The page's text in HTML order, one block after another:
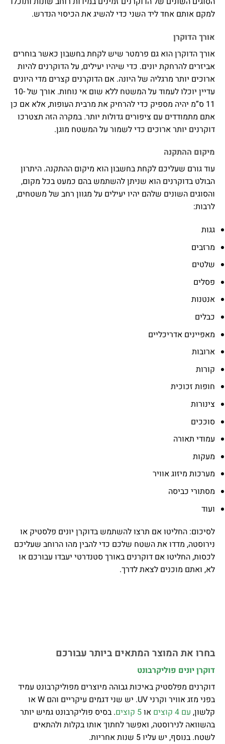
למקם אותם אחד ליד השני כדי להשיג את הכיסוי הנדרש.
אורך הדוקרן
אורך הדוקרן הוא גם פרמטר שיש לקחת בחשבון כאשר בוחרים
אביזרים להרחקת יונים. כדי שיהיו יעילים, על הדוקרנים להיות
ארוכים יותר מרגליה של היונה. אם הדוקרנים קצרים מדי היונים
עדיין יוכלו לעמוד על המשטח ללא שום אי נוחות. אורך של 10-
11 ס”מ יהיה מספיק כדי להרחיק את מרבית העופות, אלא אם כן
אתם מתמודדים עם ציפורים גדולות יותר. במקרה הזה תצטרכו
דוקרנים יותר ארוכים כדי לשמור על המשטח מוגן.
מיקום ההתקנה
עוד גורם שעליכם לקחת בחשבון הוא מיקום ההתקנה. היתרון
הבולט בדוקרנים הוא שניתן להשתמש בהם כמעט בכל מקום,
והסוגים השונים שלהם יהיו יעילים על מגוון רחב של משטחים,
לרבות:
גגות
מרזבים
שלטים
פסלים
אנטנות
כבלים
מאפיינים אדריכליים
ארובות
קורות
חופות זכוכית
צינורות
סוככים
עמודי תאורה
מעקות
מערכות מיזוג אוויר
מסתורי כביסה
ועוד
לסיכום: החליטו אם תרצו להשתמש בדוקרן יונים פלסטיק או
נירוסטה, מדדו את השטח שלכם כדי להבין מהו הרוחב שעליכם
לכסות, החליטו אם דוקרנים באורך סטנדרטי יעבדו עבורכם או
לא, ואתם מוכנים לצאת לדרך.
בחרו את המוצר המתאים ביותר עבורכם
דוקרן יונים פוליקרבונט
דוקרנים מפלסטיק באיכות גבוהה מיוצרים מפוליקרבונט עמיד
בפני מזג אוויר וקרני UV. יש שני דגמים עיקריים והם W או
קלשון, עם 4 קוצים או5 קוצים
. בסיס פוליקרבונט גמיש יותר
בהשוואה לנירוסטה, ואפשר לחתוך אותו בקלות ולהתאים
לשטח. בנוסף, יש עליו 5 שנות אחריות.